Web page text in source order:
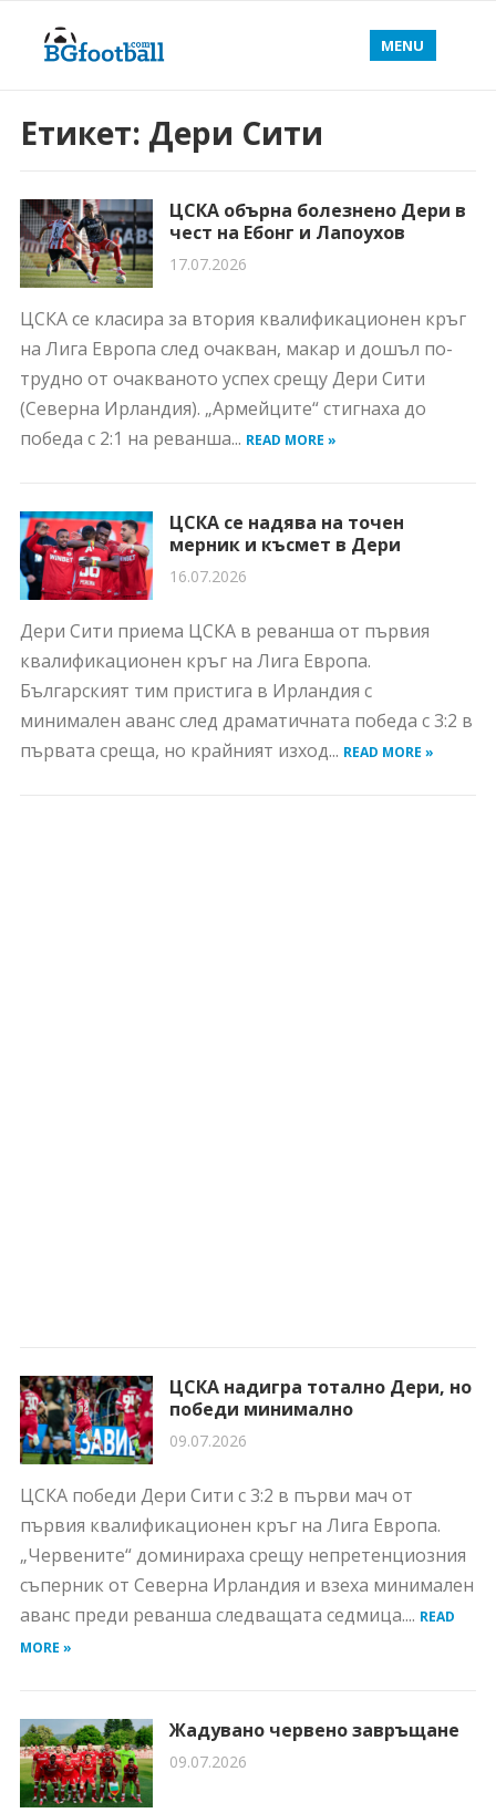
MENU
Етикет: Дери Сити
ЦСКА обърна болезнено Дери в
чест на Ебонг и Лапоухов
17.07.2026
ЦСКА се класира за втория квалификационен кръг
на Лига Европа след очакван, макар и дошъл по-
трудно от очакваното успех срещу Дери Сити
(Северна Ирландия). „Армейците“ стигнаха до
победа с 2:1 на реванша... READ MORE »
ЦСКА се надява на точен
мерник и късмет в Дери
16.07.2026
Дери Сити приема ЦСКА в реванша от първия
квалификационен кръг на Лига Европа.
Българският тим пристига в Ирландия с
минимален аванс след драматичната победа с 3:2 в
първата среща, но крайният изход... READ MORE »
ЦСКА надигра тотално Дери, но
победи минимално
09.07.2026
ЦСКА победи Дери Сити с 3:2 в първи мач от
първия квалификационен кръг на Лига Европа.
„Червените“ доминираха срещу непретенциозния
съперник от Северна Ирландия и взеха минимален
аванс преди реванша следващата седмица.... READ
MORE »
Жадувано червено завръщане
09.07.2026